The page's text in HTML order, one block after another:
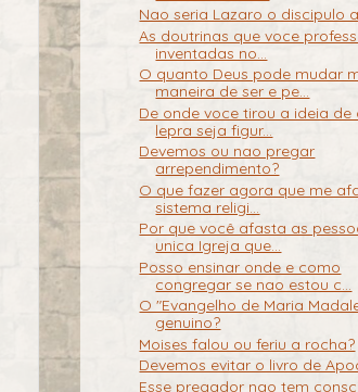
Nao seria Lazaro o discipulo
As doutrinas que voce
inventadas no...
O quanto Deus pode mudar
maneira de ser e pe...
De onde voce tirou a ideia de
lepra seja figur...
Devemos ou nao pregar
arrependimento?
O que fazer agora que me
sistema religi...
Por que você afasta as
unica Igreja que...
Posso ensinar onde e como
congregar se nao estou c...
O "Evangelho de Maria
genuino?
Moises falou ou feriu a rocha?
Devemos evitar o livro de
Esse pregador nao tem